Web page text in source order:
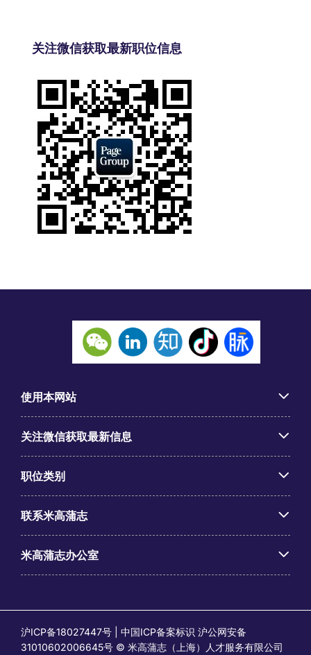
关注微信获取最新职位信息
使用本网站
关注微信获取最新信息
职位类别
联系米高蒲志
米高蒲志办公室
沪ICP备18027447号 | 中国ICP备案标识 沪公网安备
31010602006645号 © 米高蒲志（上海）人才服务有限公司